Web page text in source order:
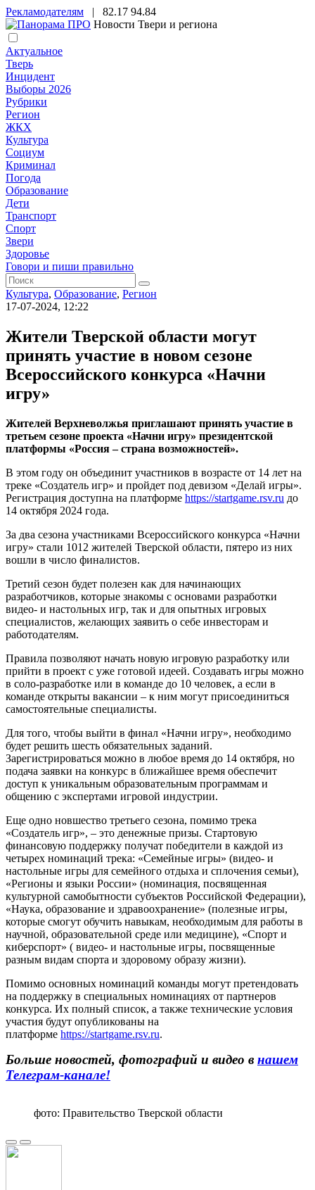
Рекламодателям | 82.17 94.84
Новости Твери и региона
Актуальное
Тверь
Инцидент
Выборы 2026
Рубрики
Регион
ЖКХ
Культура
Социум
Криминал
Погода
Образование
Дети
Транспорт
Спорт
Звери
Здоровье
Говори и пиши правильно
Культура, Образование, Регион
17-07-2024, 12:22
Жители Тверской области могут
принять участие в новом сезоне
Всероссийского конкурса «Начни
игру»
Жителей Верхневолжья приглашают принять участие в
третьем сезоне проекта «Начни игру» президентской
платформы «Россия – страна возможностей».
В этом году он объединит участников в возрасте от 14 лет на
треке «Создатель игр» и пройдет под девизом «Делай игры».
Регистрация доступна на платформе https://startgame.rsv.ru до
14 октября 2024 года.
За два сезона участниками Всероссийского конкурса «Начни
игру» стали 1012 жителей Тверской области, пятеро из них
вошли в число финалистов.
Третий сезон будет полезен как для начинающих
разработчиков, которые знакомы с основами разработки
видео- и настольных игр, так и для опытных игровых
специалистов, желающих заявить о себе инвесторам и
работодателям.
Правила позволяют начать новую игровую разработку или
прийти в проект с уже готовой идеей. Создавать игры можно
в соло-разработке или в команде до 10 человек, а если в
команде открыты вакансии – к ним могут присоединиться
самостоятельные специалисты.
Для того, чтобы выйти в финал «Начни игру», необходимо
будет решить шесть обязательных заданий.
Зарегистрироваться можно в любое время до 14 октября, но
подача заявки на конкурс в ближайшее время обеспечит
доступ к уникальным образовательным программам и
общению с экспертами игровой индустрии.
Еще одно новшество третьего сезона, помимо трека
«Создатель игр», – это денежные призы. Стартовую
финансовую поддержку получат победители в каждой из
четырех номинаций трека: «Семейные игры» (видео- и
настольные игры для семейного отдыха и сплочения семьи),
«Регионы и языки России» (номинация, посвященная
культурной самобытности субъектов Российской Федерации),
«Наука, образование и здравоохранение» (полезные игры,
которые смогут обучить навыкам, необходимым для работы в
научной, образовательной среде или медицине), «Спорт и
киберспорт» ( видео- и настольные игры, посвященные
разным видам спорта и здоровому образу жизни).
Помимо основных номинаций команды могут претендовать
на поддержку в специальных номинациях от партнеров
конкурса. Их полный список, а также технические условия
участия будут опубликованы на
платформе https://startgame.rsv.ru.
Больше новостей, фотографий и видео в нашем
Телеграм-канале!
фото: Правительство Тверской области